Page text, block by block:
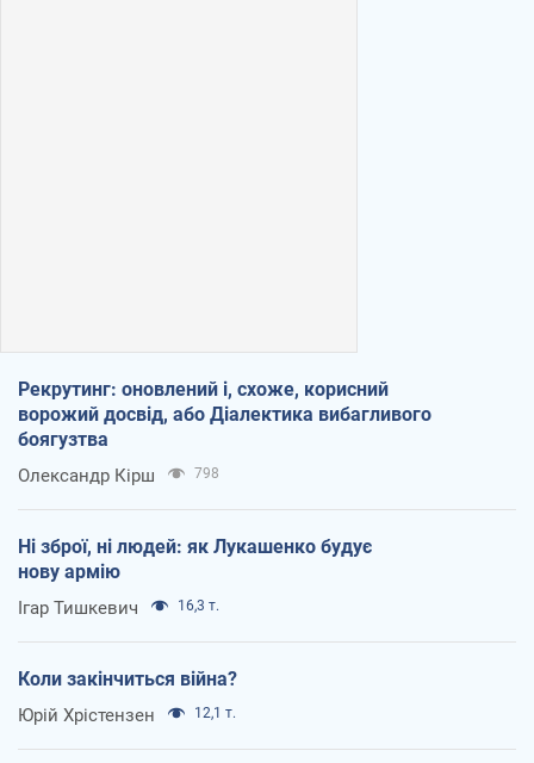
Рекрутинг: оновлений і, схоже, корисний
ворожий досвід, або Діалектика вибагливого
боягузтва
Олександр Кірш 798
Ні зброї, ні людей: як Лукашенко будує
нову армію
Ігар Тишкевич 16,3 т.
Коли закінчиться війна?
Юрій Хрістензен 12,1 т.